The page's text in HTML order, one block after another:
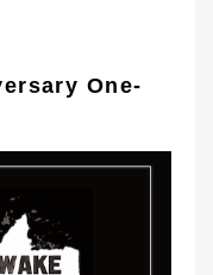
One-